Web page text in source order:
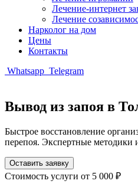
Лечение-интернет
Лечение
Нарколог на дом
Цены
Контакты
Whatsapp Telegram
Вывод из запоя в
Быстрое восстановление
перепоя. Экспертные методики
Оставить заявку
Стоимость услуги от 5 000 ₽